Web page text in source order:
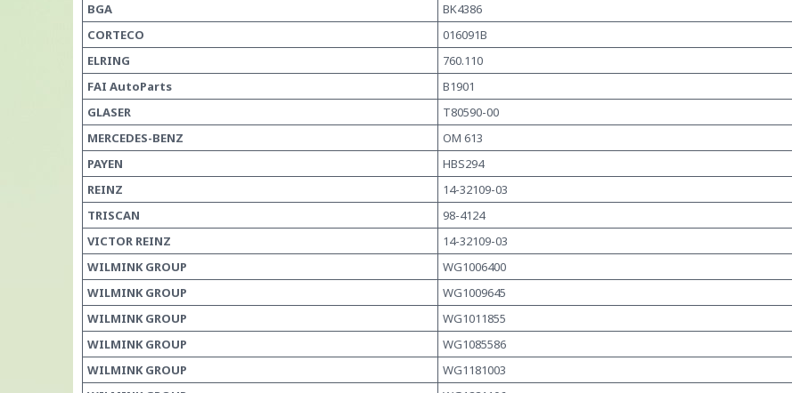
BGA
BK4386
CORTECO
016091B
ELRING
760.110
FAI AutoParts
B1901
GLASER
T80590-00
MERCEDES-BENZ
OM 613
PAYEN
HBS294
REINZ
14-32109-03
TRISCAN
98-4124
VICTOR REINZ
14-32109-03
WILMINK GROUP
WG1006400
WILMINK GROUP
WG1009645
WILMINK GROUP
WG1011855
WILMINK GROUP
WG1085586
WILMINK GROUP
WG1181003